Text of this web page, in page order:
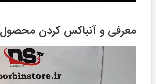
معرفی و آنباکس کردن محصول